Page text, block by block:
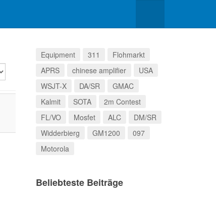
Equipment 311
Flohmarkt
APRS
chinese amplifier
USA
WSJT-X
DA/SR
GMAC
Kalmit
SOTA
2m Contest
FL/VO
Mosfet ALC
DM/SR
Widderbierg
GM1200
097
Motorola
Beliebteste Beiträge